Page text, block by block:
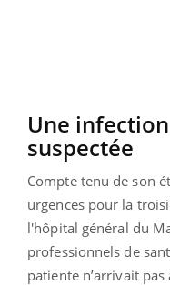
Une
suspectée
Compte tenu de son
urgences pour la
l'hôpital général du
professionnels de
patiente n’arrivait